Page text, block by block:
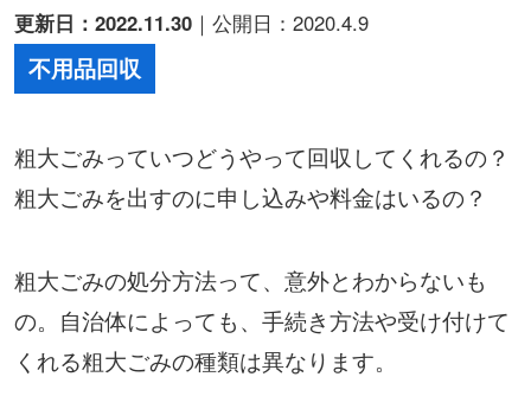
更新日：2022.11.30｜公開日：2020.4.9
不用品回収
粗大ごみっていつどうやって回収してくれるの？
粗大ごみを出すのに申し込みや料金はいるの？
粗大ごみの処分方法って、意外とわからないも
の。自治体によっても、手続き方法や受け付けて
くれる粗大ごみの種類は異なります。